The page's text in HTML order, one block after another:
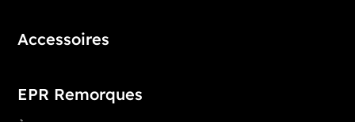
Accessoires
EPR Remorques